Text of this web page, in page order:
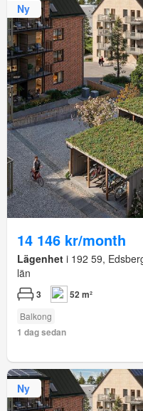
Ny
14 146 kr/month
Lägenhet i 192 59,
län
3 52 m²
Balkong
1 dag sedan
Ny